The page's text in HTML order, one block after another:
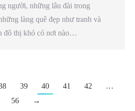
người, những lâu đài trong
làng quê đẹp như tranh và
đô thị khó có nơi nào…
39 40 41 42
…
56
→